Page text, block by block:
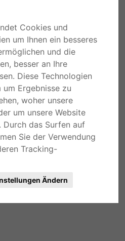
Cookies und
um Ihnen ein besseres
und die
besser an Ihre
Diese Technologien
Ergebnisse zu
woher unsere
um unsere Website
das Surfen auf
Sie der Verwendung
Tracking-
Ändern